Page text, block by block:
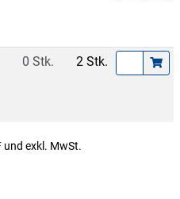
0 Stk. 2 Stk.
und exkl. MwSt.